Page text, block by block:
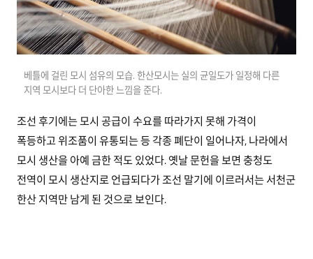
베틀에 걸린 모시 섬유의 모습. 한산모시는 실의 균일도가 일정해 다른
지역 모시보다 더 단아한 느낌을 준다.
조선 후기에는 모시 공급이 수요를 따라가지 못해 가격이
폭등하고 위조품이 유통되는 등 각종 폐단이 일어나자, 나라에서
모시 생산을 아예 금한 적도 있었다. 옛날 문헌을 보면 충청도
전역이 모시 생산지로 언급되다가 조선 말기에 이르러서는 서천군
한산 지역만 남게 된 것으로 보인다.